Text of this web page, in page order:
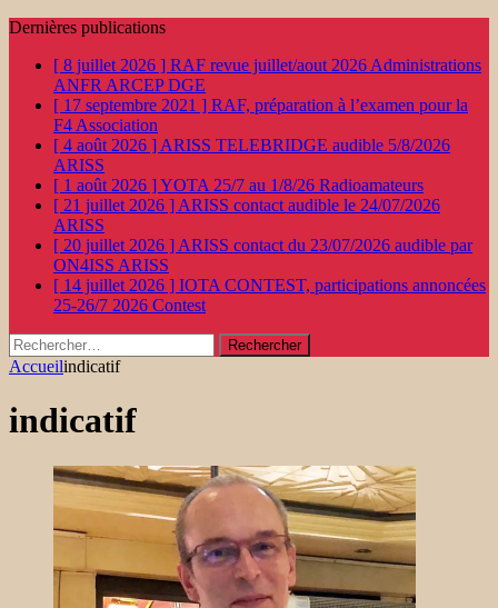
Dernières publications
[ 8 juillet 2026 ] RAF revue juillet/aout 2026 Administrations
ANFR ARCEP DGE
[ 17 septembre 2021 ] RAF, préparation à l’examen pour la
F4 Association
[ 4 août 2026 ] ARISS TELEBRIDGE audible 5/8/2026
ARISS
[ 1 août 2026 ]YOTA 25/7 au 1/8/26 Radioamateurs
[ 21 juillet 2026 ] ARISS contact audible le 24/07/2026
ARISS
[ 20 juillet 2026 ] ARISS contact du 23/07/2026 audible par
ON4ISS ARISS
[ 14 juillet 2026 ] IOTA CONTEST, participations annoncées
25-26/7 2026 Contest
Rechercher :
Accueilindicatif
indicatif